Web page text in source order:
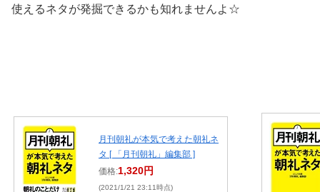
使えるネタが発掘できるかも知れませんよ☆
月刊朝礼が本気で考えた朝礼ネ
タ [ 「月刊朝礼」編集部 ]
価格:1,320円
(2021/1/21 23:11時点)